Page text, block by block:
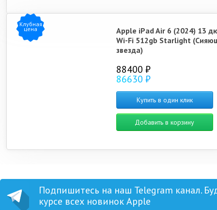
Клубная
цена
Apple iPad Air 6 (2024) 13
Wi-Fi 512gb Starlight
звезда)
88400 ₽
86630 ₽
Купить в один клик
Добавить в корзину
Подпишитесь на наш Telegram канал.
курсе всех новинок Apple